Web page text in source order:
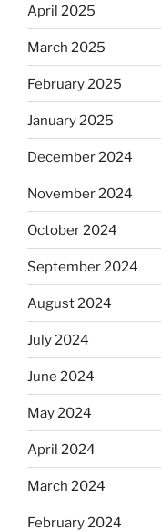
April 2025
March 2025
February 2025
January 2025
December 2024
November 2024
October 2024
September 2024
August 2024
July 2024
June 2024
May 2024
April 2024
March 2024
February 2024